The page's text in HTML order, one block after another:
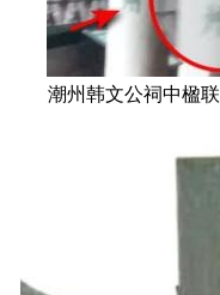
潮州韩文公祠中楹联